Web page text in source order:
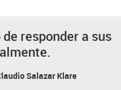
responder a sus
Salazar Klare